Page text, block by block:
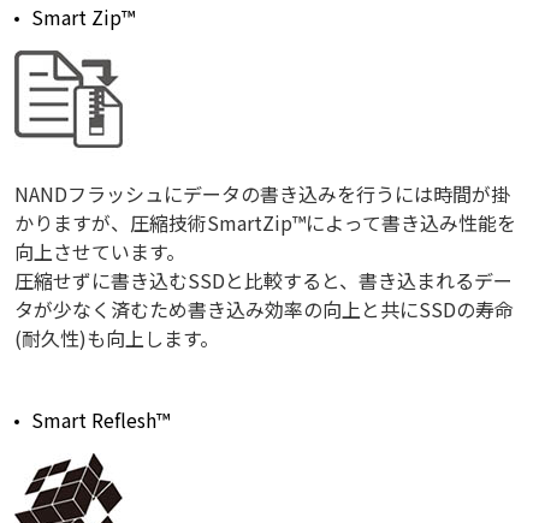
Smart Zip™
NANDフラッシュにデータの書き込みを行うには時間が掛
かりますが、圧縮技術SmartZip™によって書き込み性能を
向上させています。
圧縮せずに書き込むSSDと比較すると、書き込まれるデー
タが少なく済むため書き込み効率の向上と共にSSDの寿命
(耐久性)も向上します。
Smart Reflesh™